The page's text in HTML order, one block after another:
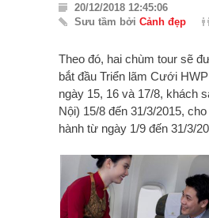
20/12/2018 12:45:06
Sưu tầm bởi Cảnh đẹp
Theo đó, hai chùm tour sẽ
bắt đầu Triển lãm Cưới
ngày 15, 16 và 17/8, khách
Nội) 15/8 đến 31/3/2015,
hành từ ngày 1/9 đến 31/3/